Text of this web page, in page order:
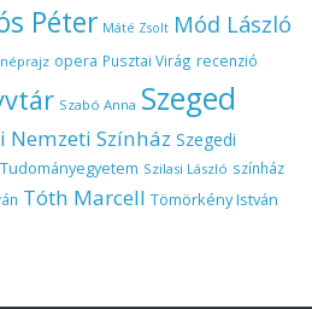
Péter Máté Zsolt Mód László
néprajz opera Pusztai Virág recenzió
Szabó Anna Szeged
Nemzeti Színház Szegedi
Szilasi László színház
Tóth Marcell Tömörkény István